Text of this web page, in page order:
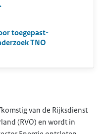
toegepast-
TNO
van de Rijksdienst
(RVO) en wordt in